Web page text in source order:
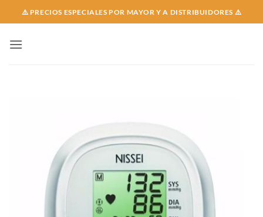
to
⚠️ PRECIOS ESPECIALES POR MAYOR Y A DISTRIBUIDORES ⚠️